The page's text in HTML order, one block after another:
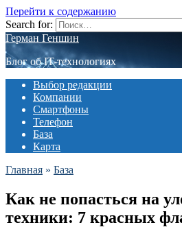
Перейти к содержанию
Search for:
Герман Геншин
Блог об IT-технологиях
Выбор редакции
Компании
Смартфоны
Телефон
База
Карта
Главная » База
Как не попасться на
техники: 7 красных